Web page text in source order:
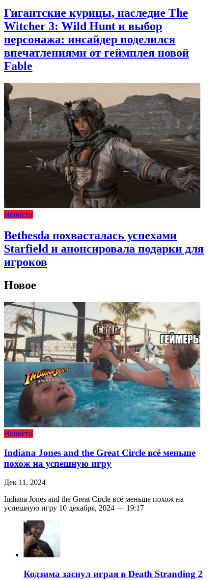
Гигантские курицы, наследие The
Witcher 3: Wild Hunt и выбор
персонажа: инсайдер поделился
впечатлениями от геймплея новой
Fable
Новости
Bethesda похвасталась успехами
Starfield и анонсировала подарки для
игроков
Новое
Новости
Indiana Jones and the Great Circle всё меньше
похож на успешную игру
Дек 11, 2024
Indiana Jones and the Great Circle всё меньше похож на
успешную игру 10 декабря, 2024 — 19:17
Кодзима заснул играя в Death Stranding 2